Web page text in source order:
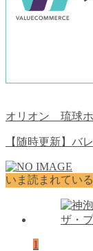
オリオン 琉球
【随時更新】バ
いま読まれてい
1